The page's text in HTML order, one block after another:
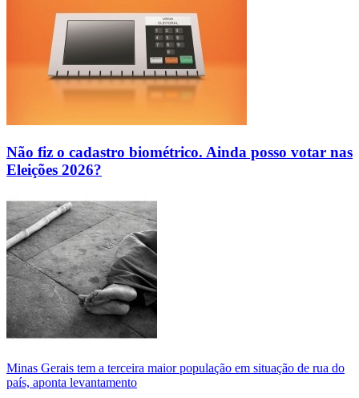
Não fiz o cadastro biométrico. Ainda posso votar nas
Eleições 2026?
Minas Gerais tem a terceira maior população em situação de rua do
país, aponta levantamento